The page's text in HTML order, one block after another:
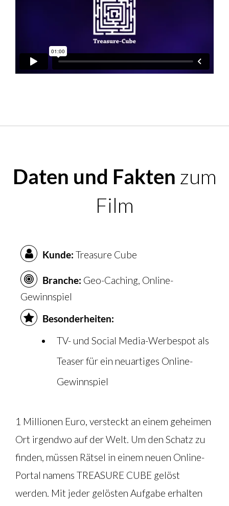
Daten und Fakten zum
Film
Kunde: Treasure Cube
Branche: Geo-Caching, Online-
Gewinnspiel
Besonderheiten:
TV- und Social Media-Werbespot als
Teaser für ein neuartiges Online-
Gewinnspiel
1 Millionen Euro, versteckt an einem geheimen
Ort irgendwo auf der Welt. Um den Schatz zu
finden, müssen Rätsel in einem neuen Online-
Portal namens TREASURE CUBE gelöst
werden. Mit jeder gelösten Aufgabe erhalten